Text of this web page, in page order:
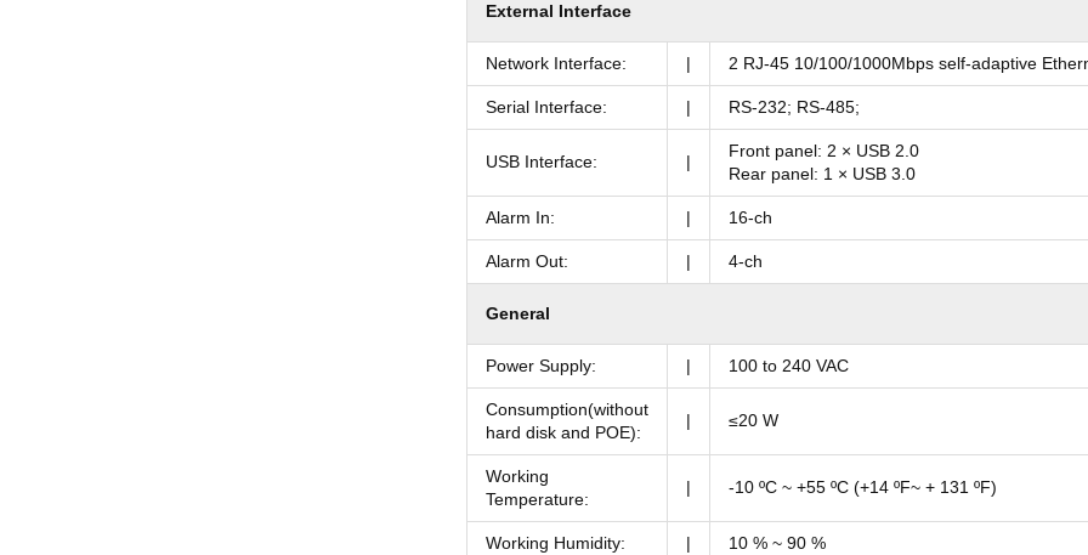
External Interface
Network Interface: | 2 RJ-45 10/100/1000Mbps self-adaptive
Serial Interface: | RS-232; RS-485;
USB Interface: |
Front panel: 2 × USB 2.0
Rear panel: 1 × USB 3.0
Alarm In: | 16-ch
Alarm Out: | 4-ch
General
Power Supply: | 100 to 240 VAC
Consumption(without
hard disk and POE):
| ≤20 W
Working
Temperature:
| -10 ºC ~ +55 ºC (+14 ºF~ + 131 ºF)
Working Humidity: | 10 % ~ 90 %